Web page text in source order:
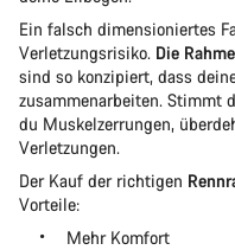
Ein falsch dimensioniertes
Verletzungsrisiko. Die
sind so konzipiert, dass
zusammenarbeiten. Stimmt
du Muskelzerrungen,
Verletzungen.
Der Kauf der richtigen
Vorteile:
Mehr Komfort